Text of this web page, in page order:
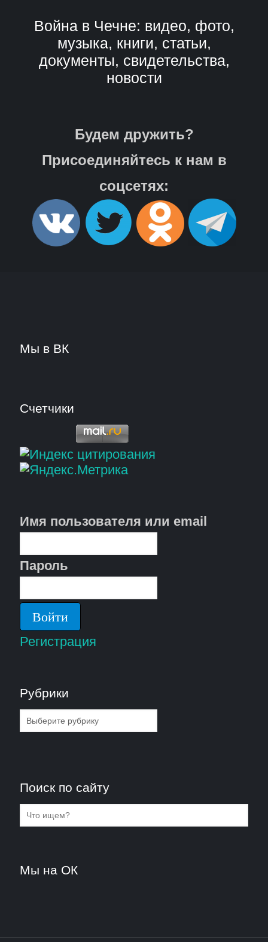
Война в Чечне: видео, фото,
музыка, книги, статьи,
документы, свидетельства,
новости
Будем дружить?
Присоединяйтесь к нам в
соцсетях:
Мы в ВК
Счетчики
Имя пользователя или email
Пароль
Регистрация
Рубрики
Рубрики
Поиск по сайту
Мы на ОК